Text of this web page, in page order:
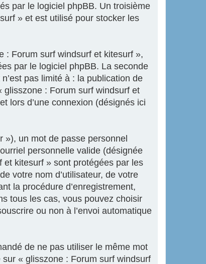
par le logiciel phpBB. Un troisième
» et est utilisé pour stocker les
: Forum surf windsurf et kitesurf »,
par le logiciel phpBB. La seconde
pas limité à : la publication de
glisszone : Forum surf windsurf et
lors d’une connexion (désignés ici
»), un mot de passe personnel
personnelle valide (désignée
kitesurf » sont protégées par les
votre nom d’utilisateur, de votre
la procédure d’enregistrement,
tous les cas, vous pouvez choisir
ou non à l’envoi automatique
de ne pas utiliser le même mot
« glisszone : Forum surf windsurf